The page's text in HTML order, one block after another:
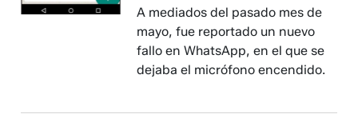
A mediados del pasado mes de
mayo, fue reportado un nuevo
fallo en WhatsApp, en el que se
dejaba el micrófono encendido.